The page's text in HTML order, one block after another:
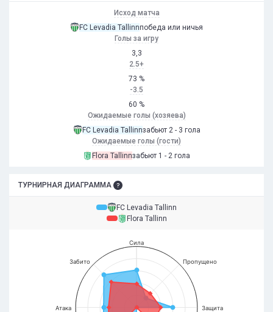
Исход матча
FC Levadia Tallinnпобеда или ничья
Голы за игру
3,3
2.5+
73 %
-3.5
60 %
Ожидаемые голы (хозяева)
FC Levadia Tallinnзабьют 2 - 3 гола
Ожидаемые голы (гости)
Flora Tallinnзабьют 1 - 2 гола
ТУРНИРНАЯ ДИАГРАММА
FC Levadia Tallinn
Flora Tallinn
Сила
Пропущено
Защита
Атака
Забито